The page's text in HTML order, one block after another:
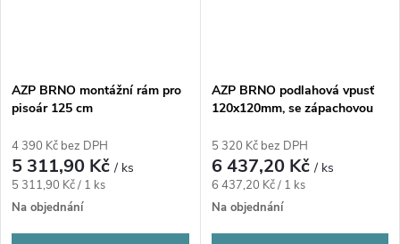
AZP BRNO montážní rám pro
pisoár 125 cm
4 390 Kč bez DPH
5 311,90 Kč/ ks
Měrná
cena:
5 311,90 Kč / 1 ks
Na objednání
AZP BRNO podlahová vpusť
120x120mm, se zápachovou
5 320 Kč bez DPH
6 437,20 Kč/ ks
Měrná
cena:
6 437,20 Kč / 1 ks
Na objednání